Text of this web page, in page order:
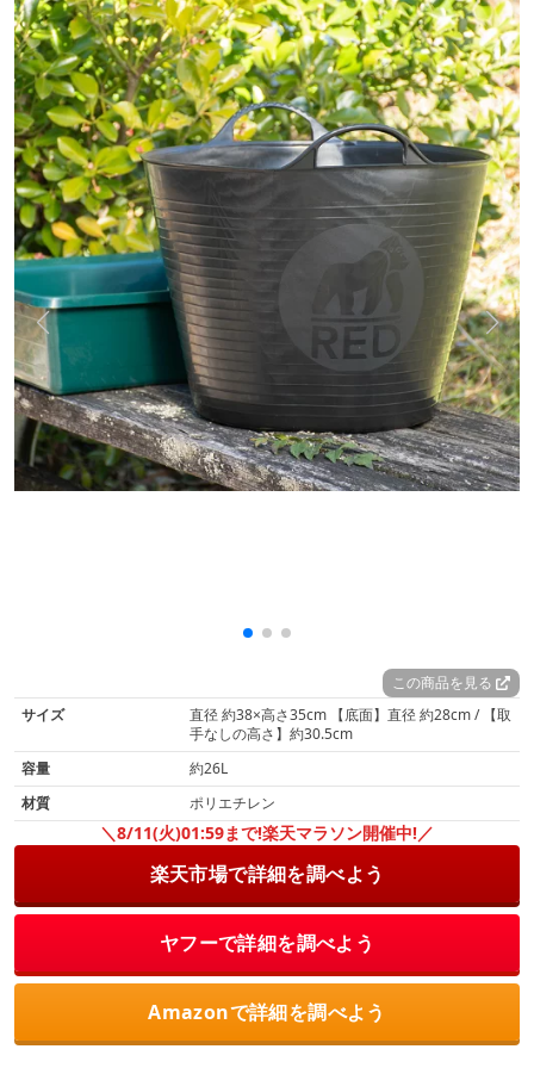
この商品を見る
サイズ
直径 約38×高さ35cm 【底面】直径 約28cm / 【取
手なしの高さ】約30.5cm
容量
約26L
材質
ポリエチレン
＼8/11(火)01:59まで!楽天マラソン開催中!／
楽天市場で詳細を調べよう
ヤフーで詳細を調べよう
Amazonで詳細を調べよう